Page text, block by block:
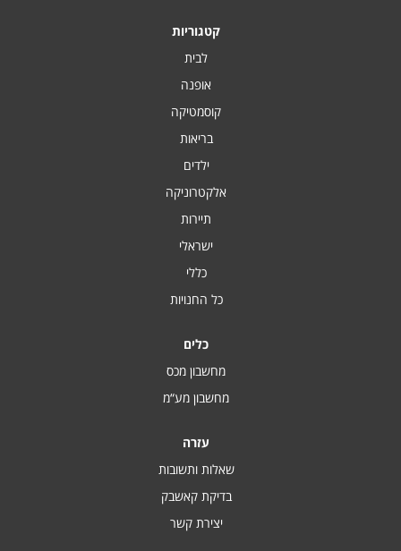
קטגוריות
לבית
אופנה
קוסמטיקה
בריאות
ילדים
אלקטרוניקה
תיירות
ישראלי
כללי
כל החנויות
כלים
מחשבון מכס
מחשבון מע“מ
עזרה
שאלות ותשובות
בדיקת קאשבק
יצירת קשר